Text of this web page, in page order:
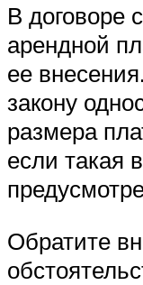
В договоре
арендной
ее
закону
размера
если такая
Обратите